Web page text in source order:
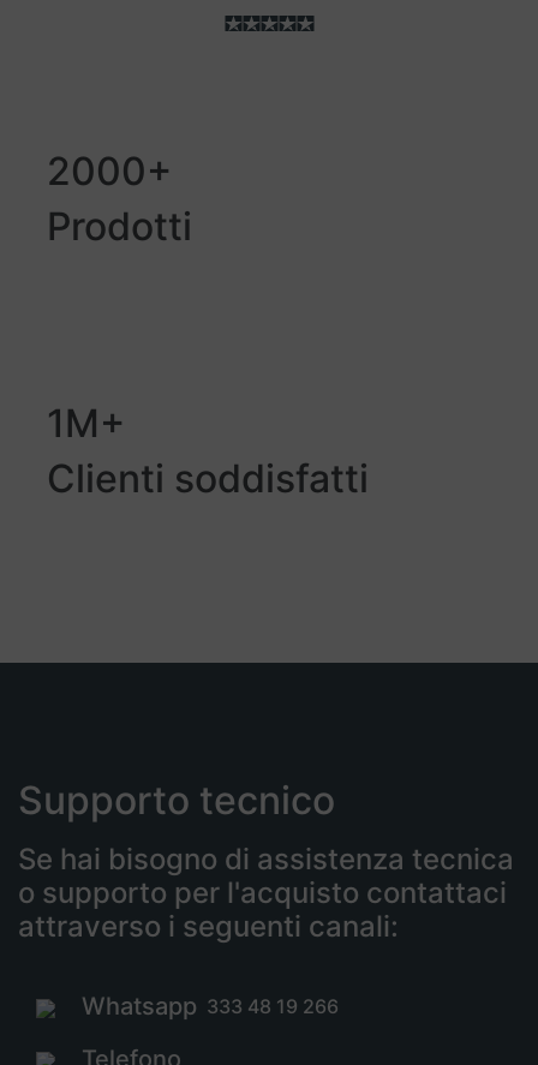
2000+
Prodotti
1M+
Clienti soddisfatti
Supporto tecnico
Se hai bisogno di assistenza tecnica
o supporto per l'acquisto contattaci
attraverso i seguenti canali:
Whatsapp 333 48 19 266